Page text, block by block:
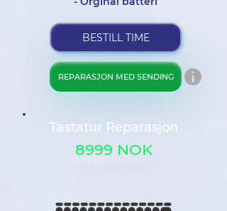
BESTILL TIME
REPARASJON MED SENDING
Tastatur Reparasjon
8999 NOK
Mva. ekskludert